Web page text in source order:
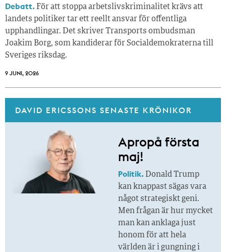
Debatt. För att stoppa arbetslivskriminalitet krävs att
landets politiker tar ett reellt ansvar för offentliga
upphandlingar. Det skriver Transports ombudsman
Joakim Borg, som kandiderar för Socialdemokraterna till
Sveriges riksdag.
9 JUNI, 2026
DAVID ERICSSONS SENASTE KRÖNIKOR
Apropå första
maj!
Politik. Donald Trump
kan knappast sägas vara
något strategiskt geni.
Men frågan är hur mycket
man kan anklaga just
honom för att hela
världen är i gungning i